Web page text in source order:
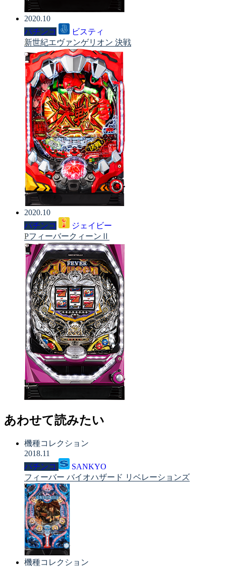
2020.10
パチンコ
ビスティ
新世紀エヴァンゲリオン 決戦
2020.10
パチンコ
ジェイビー
PフィーバークィーンⅡ
あわせて読みたい
機種コレクション
2018.11
パチンコ
SANKYO
フィーバー バイオハザード リベレーションズ
機種コレクション